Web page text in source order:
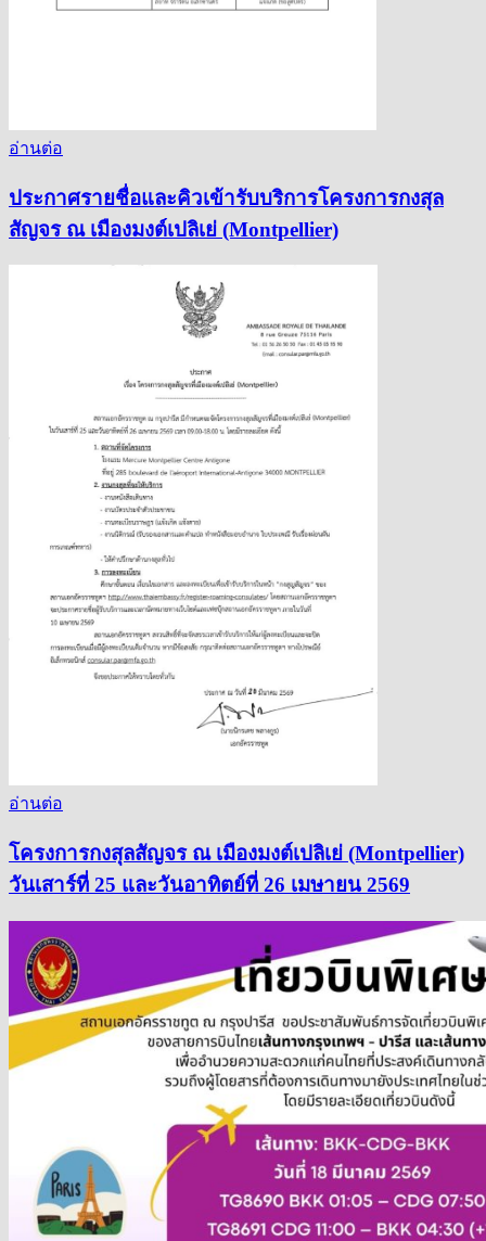
อ่านต่อ
ประกาศรายชื่อและคิวเข้ารับบริการโครงการกงสุล
สัญจร ณ เมืองมงต์เปลิเย่ (Montpellier)
อ่านต่อ
โครงการกงสุลสัญจร ณ เมืองมงต์เปลิเย่ (Montpellier)
วันเสาร์ที่ 25 และวันอาทิตย์ที่ 26 เมษายน 2569